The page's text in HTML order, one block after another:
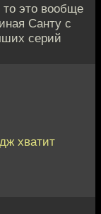
это вообще
Санту с
серий
хватит